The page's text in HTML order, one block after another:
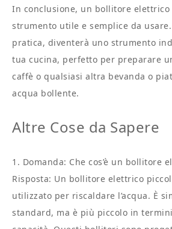
In conclusione, un bollitore elettrico
strumento utile e semplice da usare.
pratica, diventerà uno strumento
tua cucina, perfetto per preparare
caffè o qualsiasi altra bevanda o
acqua bollente.
Altre Cose da Sapere
1. Domanda: Che cos’è un bollitore
Risposta: Un bollitore elettrico
utilizzato per riscaldare l’acqua. È
standard, ma è più piccolo in